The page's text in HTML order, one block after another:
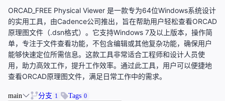
ORCAD_FREE Physical Viewer 是一款专为64位Windows系统设计
的实用工具，由Cadence公司推出，旨在帮助用户轻松查看ORCAD
原理图文件（.dsn格式）。它支持Windows 7及以上版本，操作简
单，专注于文件查看功能，不包含编辑或其他复杂功能，确保用户
能够快速定位所需信息。这款工具非常适合工程师和设计人员使
用，助力高效工作，提升工作效率。通过此工具，用户可以便捷地
查看ORCAD原理图文件，满足日常工作中的需求。
main 分支 1 Tags 0